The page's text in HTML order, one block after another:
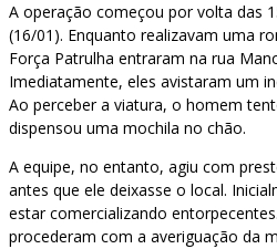
A operação começou por volta das
(16/01). Enquanto realizavam uma
Força Patrulha entraram na rua
Imediatamente, eles avistaram um
Ao perceber a viatura, o homem
dispensou uma mochila no chão.
A equipe, no entanto, agiu com
antes que ele deixasse o local.
estar comercializando
procederam com a averiguação da